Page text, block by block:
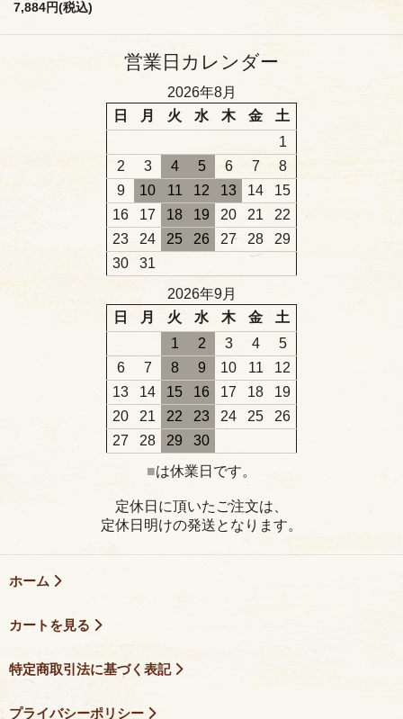
7,884円(税込)
営業日カレンダー
2026年8月
日
月 火 水 木 金
土
1
2
3 4 5 6 7
8
9
10 11 12 13 14
15
16
17 18 19 20 21
22
23
24 25 26 27 28
29
30
31
2026年9月
日
月 火 水 木 金
土
1
2 3 4
5
6
7 8 9 10 11
12
13
14 15 16 17 18
19
20
21 22 23 24 25
26
27
28 29
30
■は休業日です。
定休日に頂いたご注文は、
定休日明けの発送となります。
ホーム
カートを見る
特定商取引法に基づく表記
プライバシーポリシー